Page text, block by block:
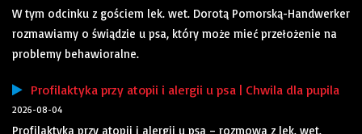
W tym odcinku z gościem lek. wet. Dorotą Pomorską-Handwerker
rozmawiamy o świądzie u psa, który może mieć przełożenie na
problemy behawioralne.
Profilaktyka przy atopii i alergii u psa | Chwila dla pupila
2026-08-04
Profilaktyka przy atopii i alergii u psa – rozmowa z lek. wet.